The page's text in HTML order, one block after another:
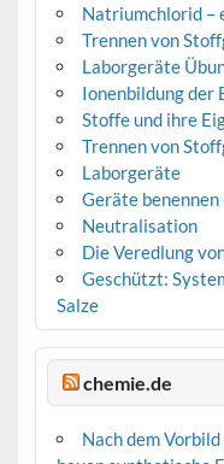
Natriumchlorid –
Trennen von
Laborgeräte
Ionenbildung der
Stoffe und ihre
Trennen von
Laborgeräte
Geräte
Neutralisation
Die Veredlung
Geschützt:
Salze
chemie.de
Nach dem